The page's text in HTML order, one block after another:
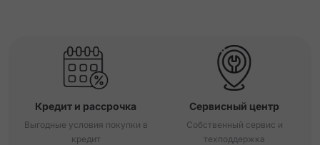
Кредит и рассрочка
Выгодные условия покупки в
кредит
Сервисный центр
Собственный сервис и
техподдержка